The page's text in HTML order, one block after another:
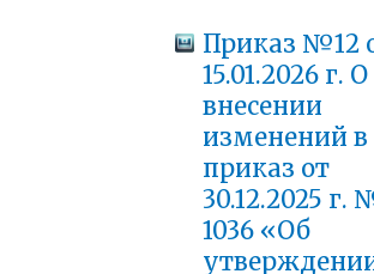
Приказ №12
15.01.2026 г. О
внесении
изменений в
приказ от
30.12.2025 г.
1036 «Об